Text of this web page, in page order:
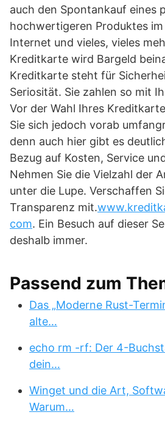
auch den Spontankauf eines
hochwertigeren Produktes
Internet und vieles, vieles
Kreditkarte wird Bargeld
Kreditkarte steht für
Seriosität. Sie zahlen so mit
Vor der Wahl Ihres
Sie sich jedoch vorab
denn auch hier gibt es
Bezug auf Kosten, Service
Nehmen Sie die Vielzahl der
unter die Lupe. Verschaffen
Transparenz mit.
com. Ein Besuch auf dieser
deshalb immer.
Passend zum
Das „Moderne Rust-
alte…
echo rm -rf: Der 4-
dein…
Winget und die Art,
Warum…